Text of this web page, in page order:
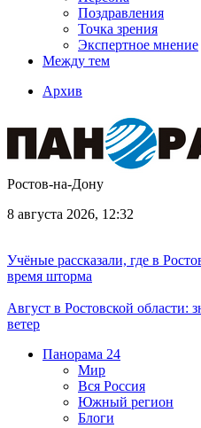
Поздравления
Точка зрения
Экспертное мнение
Между тем
Архив
Ростов-на-Дону
8 августа 2026, 12:32
Учёные рассказали, где в
время шторма
Август в Ростовской области:
ветер
Панорама 24
Мир
Вся Россия
Южный регион
Блоги